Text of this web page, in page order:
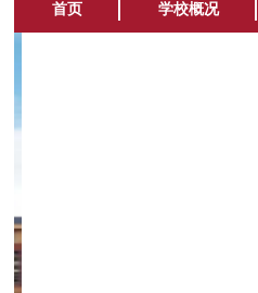
首页 学校概况